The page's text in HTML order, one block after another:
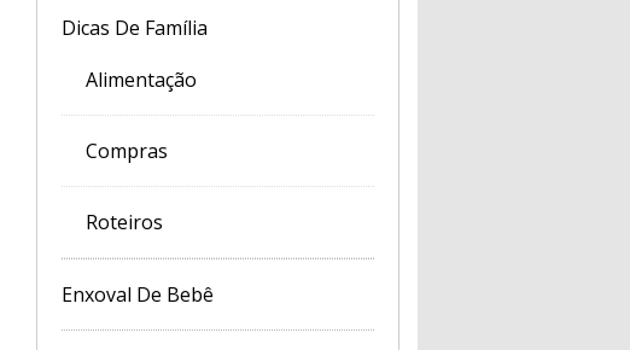
Dicas De Família
Alimentação
Compras
Roteiros
Enxoval De Bebê